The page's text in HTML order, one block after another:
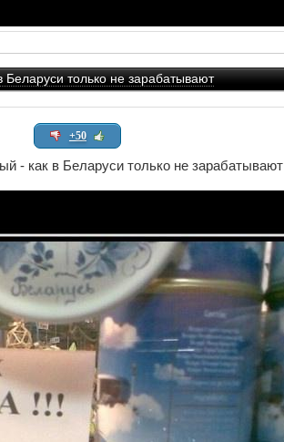
Беларуси только не зарабатывают
+50
- как в Беларуси только не зарабатывают